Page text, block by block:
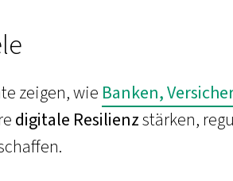
zeigen, wie Banken,
digitale Resilienzstärken,